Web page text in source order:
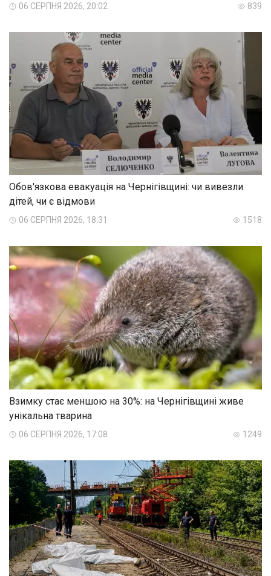
06 СЕРПНЯ 2026, 20:02 839
Обов'язкова евакуація на Чернігівщині: чи вивезли
дітей, чи є відмови
06 СЕРПНЯ 2026, 18:31 1518
Взимку стає меншою на 30%: на Чернігівщині живе
унікальна тварина
06 СЕРПНЯ 2026, 17:08 1249